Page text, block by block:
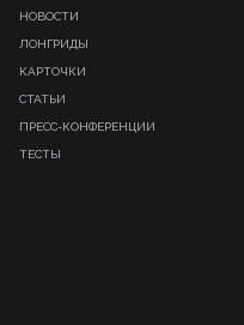
НОВОСТИ
ЛОНГРИДЫ
КАРТОЧКИ
СТАТЬИ
ПРЕСС-КОНФЕРЕНЦИИ
ТЕСТЫ